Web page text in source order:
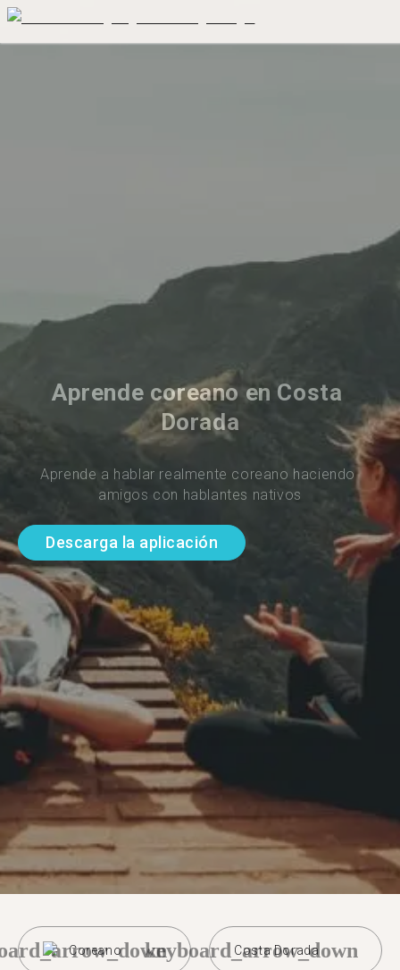
Aprende coreano en Costa
Dorada
Aprende a hablar realmente coreano haciendo
amigos con hablantes nativos
Descarga la aplicación
Coreano Costa Dorada
keyboard_arrow_down